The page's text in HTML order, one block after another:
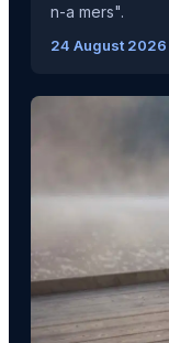
n-a mers".
24 August